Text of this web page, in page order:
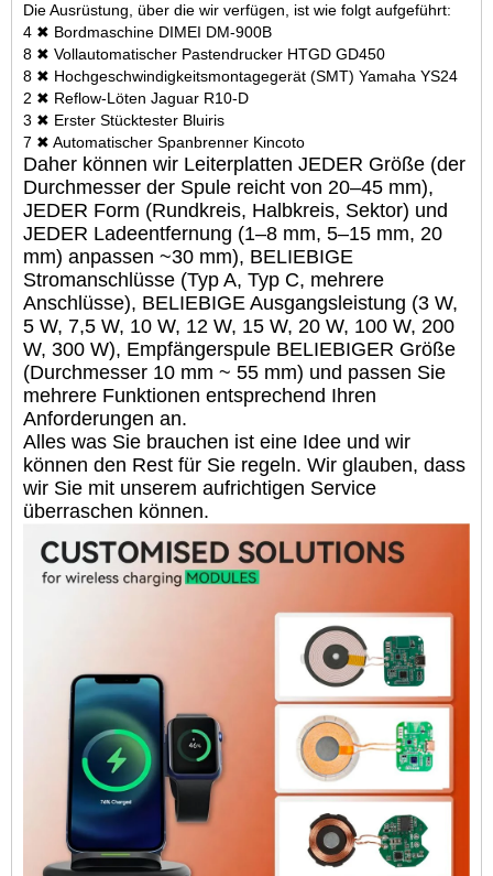
Die Ausrüstung, über die wir verfügen, ist wie folgt aufgeführt:
4 ✖ Bordmaschine DIMEI DM-900B
8 ✖ Vollautomatischer Pastendrucker HTGD GD450
8 ✖ Hochgeschwindigkeitsmontagegerät (SMT) Yamaha YS24
2 ✖ Reflow-Löten Jaguar R10-D
3 ✖ Erster Stücktester Bluiris
7 ✖ Automatischer Spanbrenner Kincoto
Daher können wir Leiterplatten JEDER Größe (der
Durchmesser der Spule reicht von 20–45 mm),
JEDER Form (Rundkreis, Halbkreis, Sektor) und
JEDER Ladeentfernung (1–8 mm, 5–15 mm, 20
mm) anpassen ~30 mm), BELIEBIGE
Stromanschlüsse (Typ A, Typ C, mehrere
Anschlüsse), BELIEBIGE Ausgangsleistung (3 W,
5 W, 7,5 W, 10 W, 12 W, 15 W, 20 W, 100 W, 200
W, 300 W), Empfängerspule BELIEBIGER Größe
(Durchmesser 10 mm ~ 55 mm) und passen Sie
mehrere Funktionen entsprechend Ihren
Anforderungen an.
Alles was Sie brauchen ist eine Idee und wir
können den Rest für Sie regeln. Wir glauben, dass
wir Sie mit unserem aufrichtigen Service
überraschen können.